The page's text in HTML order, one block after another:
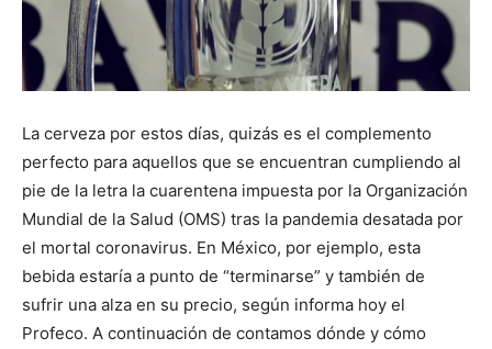
La cerveza por estos días, quizás es el complemento
perfecto para aquellos que se encuentran cumpliendo al
pie de la letra la cuarentena impuesta por la Organización
Mundial de la Salud (OMS) tras la pandemia desatada por
el mortal coronavirus. En México, por ejemplo, esta
bebida estaría a punto de “terminarse” y también de
sufrir una alza en su precio, según informa hoy el
Profeco. A continuación de contamos dónde y cómo